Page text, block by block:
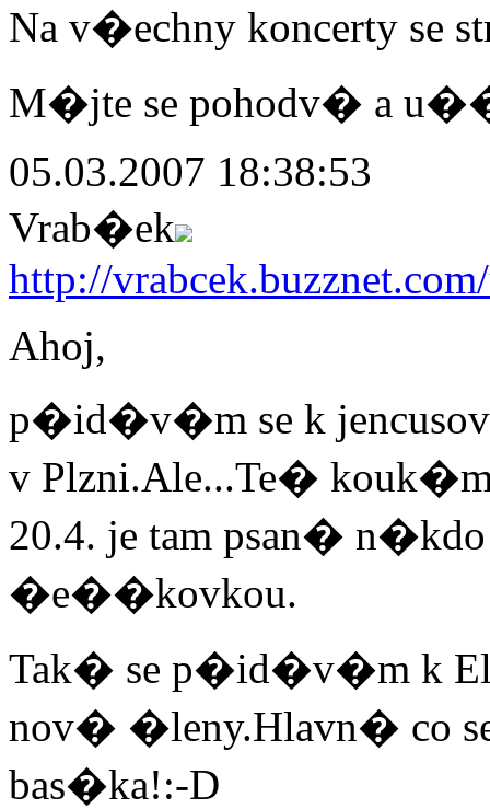
Na v�echny koncerty
M�jte se pohodv� a
05.03.2007 18:38:53
Vrab�ek
http://
Ahoj,
p�id�v�m se k
v Plzni.Ale...Te� kouk�m
20.4. je tam psan�
�e��kovkou.
Tak� se p�id�v�m k
nov� �leny.Hlavn� co
bas�ka!:-D